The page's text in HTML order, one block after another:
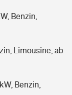
Benzin,
Limousine, ab
Benzin,